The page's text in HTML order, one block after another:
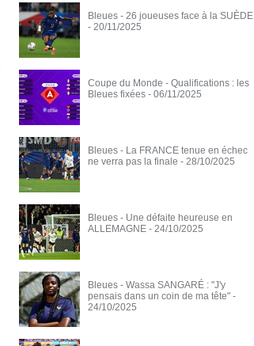
Bleues - 26 joueuses face à la SUÈDE
- 20/11/2025
Coupe du Monde - Qualifications : les
Bleues fixées - 06/11/2025
Bleues - La FRANCE tenue en échec
ne verra pas la finale - 28/10/2025
Bleues - Une défaite heureuse en
ALLEMAGNE - 24/10/2025
Bleues - Wassa SANGARÉ : "J'y
pensais dans un coin de ma tête" -
24/10/2025